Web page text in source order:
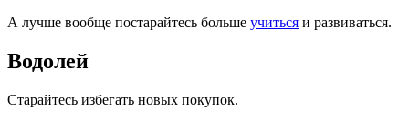
А лучше вообще постарайтесь больше учиться и развиваться.
Водолей
Старайтесь избегать новых покупок.